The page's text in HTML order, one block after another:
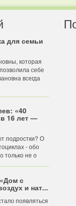
для семьи
которая
себе
всегда
«40
16 лет —
подростки? О
- обо
только не о
с
и нат...
появляться